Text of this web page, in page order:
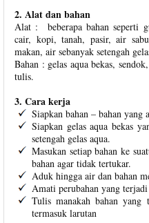
2. Alat dan bahan
Alat : beberapa bahan seperti
cair, kopi, tanah, pasir, air
makan, air sebanyak setengah
Bahan : gelas aqua bekas,
tulis.
3. Cara kerja
Siapkan bahan – bahan yang
Siapkan gelas aqua bekas
setengah gelas aqua.
Masukan setiap bahan ke
bahan agar tidak tertukar.
Aduk hingga air dan bahan
Amati perubahan yang
Tulis manakah bahan yang
termasuk larutan